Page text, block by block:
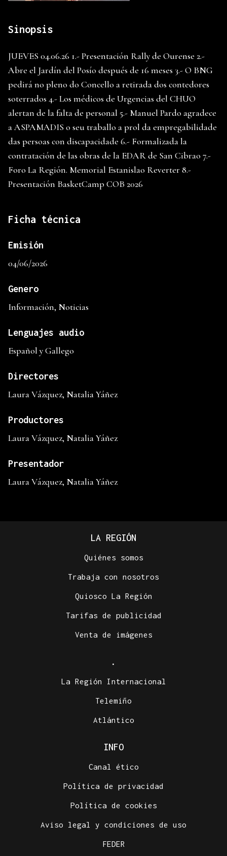
Sinopsis
JUEVES 04.06.26 1.- Presentación Rally de Ourense 2.-
Abre el Jardín del Posío después de 16 meses 3.- O BNG
pedirá no pleno do Concello a retirada dos contedores
soterrados 4.- Los médicos de Urgencias del CHUO
alertan de la falta de personal 5.- Manuel Pardo agradece
a ASPAMADIS o seu traballo a prol da empregabilidade
das persoas con discapacidade 6.- Formalizada la
contratación de las obras de la EDAR de San Cibrao 7.-
Foro La Región. Memorial Estanislao Reverter 8.-
Presentación BasketCamp COB 2026
Ficha técnica
Emisión
04/06/2026
Genero
Información, Noticias
Lenguajes audio
Español y Gallego
Directores
Laura Vázquez, Natalia Yáñez
Productores
Laura Vázquez, Natalia Yáñez
Presentador
Laura Vázquez, Natalia Yáñez
LA REGIÓN
Quiénes somos
Trabaja con nosotros
Quiosco La Región
Tarifas de publicidad
Venta de imágenes
.
La Región Internacional
Telemiño
Atlántico
INFO
Canal ético
Política de privacidad
Política de cookies
Aviso legal y condiciones de uso
FEDER